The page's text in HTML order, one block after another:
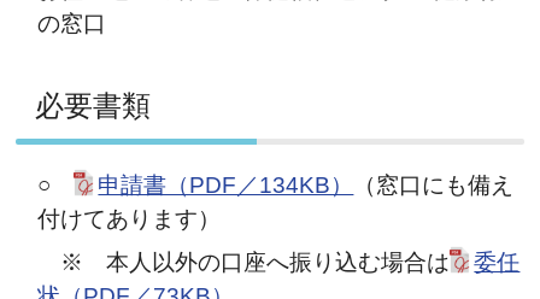
の窓口
必要書類
○ 申請書（PDF／134KB）
（窓口にも備え
付けてあります）
※ 本人以外の口座へ振り込む場合は
委任